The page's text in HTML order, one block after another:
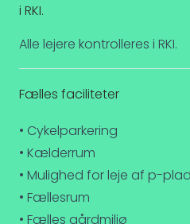
i RKI.
Alle lejere kontrolleres i RKI.
Fælles faciliteter
• Cykelparkering
• Kælderrum
• Mulighed for leje af p-
• Fællesrum
• Fælles gårdmiljø